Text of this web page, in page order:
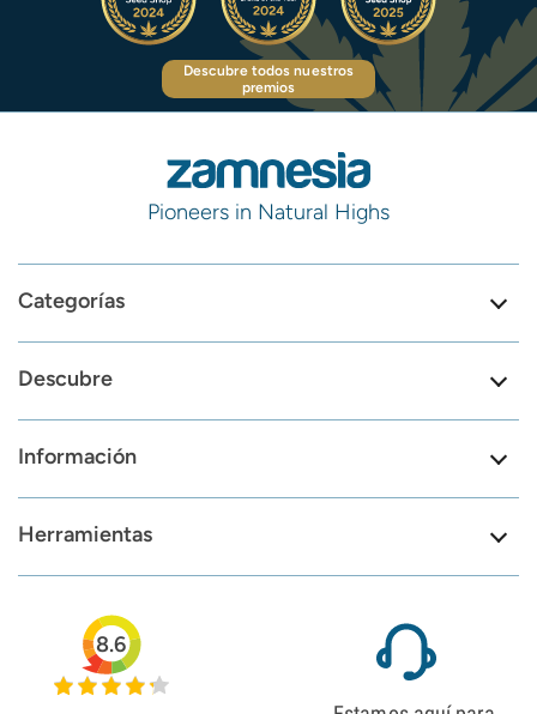
Descubre todos nuestros
premios
Pioneers in Natural Highs
Categorías
Descubre
Información
Herramientas
8.6